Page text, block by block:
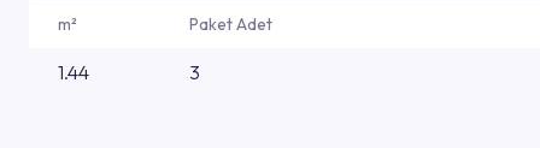
m² Paket Adet
1.44 3